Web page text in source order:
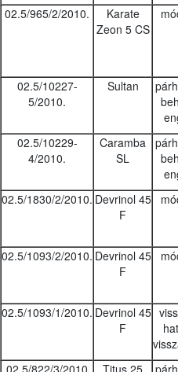
02.5/965/2/2010.
Karate
Zeon 5 CS
02.5/10227-
5/2010.
Sultan
02.5/10229-
4/2010.
Caramba
SL
02.5/1830/2/2010. Devrinol 45
F
02.5/1093/2/2010. Devrinol 45
F
02.5/1093/1/2010. Devrinol 45
F